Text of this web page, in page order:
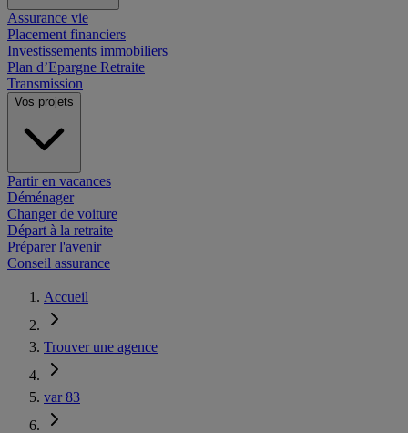
Assurance vie
Placement financiers
Investissements immobiliers
Plan d’Epargne Retraite
Transmission
Vos projets
Partir en vacances
Déménager
Changer de voiture
Départ à la retraite
Préparer l'avenir
Conseil assurance
Accueil
Trouver une agence
var 83